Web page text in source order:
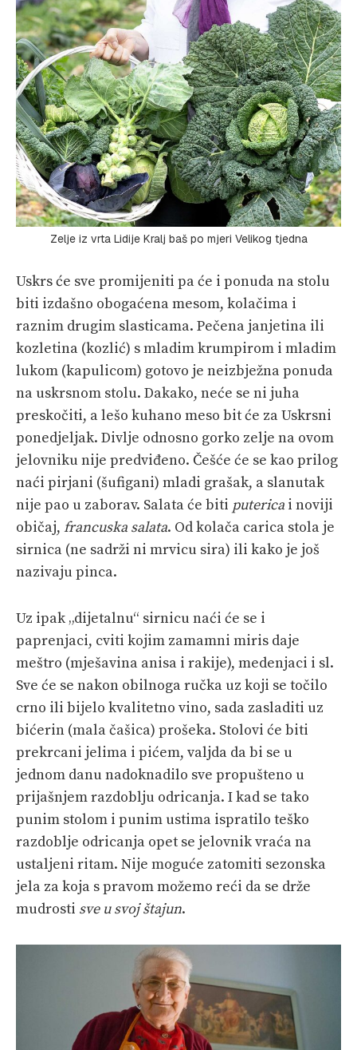
Zelje iz vrta Lidije Kralj baš po mjeri Velikog tjedna
Uskrs će sve promijeniti pa će i ponuda na stolu
biti izdašno obogaćena mesom, kolačima i
raznim drugim slasticama. Pečena janjetina ili
kozletina (kozlić) s mladim krumpirom i mladim
lukom (kapulicom) gotovo je neizbježna ponuda
na uskrsnom stolu. Dakako, neće se ni juha
preskočiti, a lešo kuhano meso bit će za Uskrsni
ponedjeljak. Divlje odnosno gorko zelje na ovom
jelovniku nije predviđeno. Češće će se kao prilog
naći pirjani (šufigani) mladi grašak, a slanutak
nije pao u zaborav. Salata će biti puterica i noviji
običaj, francuska salata. Od kolača carica stola je
sirnica (ne sadrži ni mrvicu sira) ili kako je još
nazivaju pinca.
Uz ipak „dijetalnu“ sirnicu naći će se i
paprenjaci, cviti kojim zamamni miris daje
meštro (mješavina anisa i rakije), medenjaci i sl.
Sve će se nakon obilnoga ručka uz koji se točilo
crno ili bijelo kvalitetno vino, sada zasladiti uz
bićerin (mala čašica) prošeka. Stolovi će biti
prekrcani jelima i pićem, valjda da bi se u
jednom danu nadoknadilo sve propušteno u
prijašnjem razdoblju odricanja. I kad se tako
punim stolom i punim ustima ispratilo teško
razdoblje odricanja opet se jelovnik vraća na
ustaljeni ritam. Nije moguće zatomiti sezonska
jela za koja s pravom možemo reći da se drže
mudrosti sve u svoj štajun.